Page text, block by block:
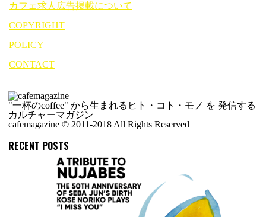
カフェ求人広告掲載について
COPYRIGHT
POLICY
CONTACT
"一杯のcoffee" から生まれるヒト・コト・モノ を 発信する
カルチャーマガジン
cafemagazine © 2011-2018 All Rights Reserved
RECENT POSTS